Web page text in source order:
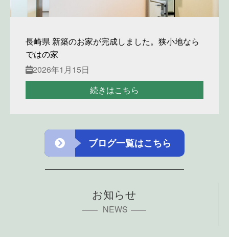
長崎県 新築のお家が完成しました。狭小地なら
ではの家
2026年1月15日
続きはこちら
ブログ一覧はこちら
お知らせ
NEWS